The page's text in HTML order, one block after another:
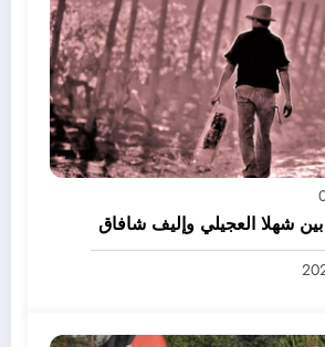
شهلا العجيلي وإليف شافاق